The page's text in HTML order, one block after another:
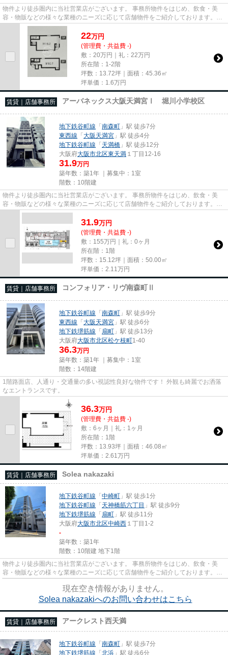
物件より徒歩圏内に当社営業店がございます。 事務所物件をはじめ、飲食・美
容・物販などの様々な業種のニーズに応じて店舗物件をご紹介しております。
尚、弊社ではおとり広告は一切...
22万円
(管理費・共益費 -)
敷：20万円｜礼：22万円
所在階：1-2階
坪数：13.72坪｜面積：45.36㎡
坪単価： 1.6万円
賃貸｜店舗事務所 アーバネックス大阪天満宮Ⅰ 堀川小学校区
地下鉄谷町線 「南森町 」駅 徒歩7分
東西線 「大阪天満宮 」駅 徒歩4分
地下鉄谷町線 「天満橋 」駅 徒歩12分
大阪府大阪市北区東天満 １丁目12-16
31.9万円
築年数：築1年 ｜募集中： 1室
階数：10階建
物件より徒歩圏内に当社営業店がございます。 事務所物件をはじめ、飲食・美
容・物販などの様々な業種のニーズに応じて店舗物件をご紹介しております。
尚、弊社ではおとり広告は一切...
31.9万円
(管理費・共益費 -)
敷：155万円｜礼：0ヶ月
所在階：1階
坪数：15.12坪｜面積：50.00㎡
坪単価： 2.11 万円
賃貸｜店舗事務所 コンフォリア・リヴ南森町Ⅱ
地下鉄谷町線 「南森町 」駅 徒歩9分
東西線 「大阪天満宮 」駅 徒歩6分
地下鉄堺筋線 「扇町 」駅 徒歩13分
大阪府大阪市北区松ケ枝町1-40
36.3万円
築年数：築1年 ｜募集中： 1室
階数：14階建
1階路面店、人通り・交通量の多い視認性良好な物件です！ 外観も綺麗でお洒落
なエントランスです。
36.3万円
(管理費・共益費 -)
敷：6ヶ月｜礼：1ヶ月
所在階：1階
坪数：13.93坪｜面積：46.08㎡
坪単価： 2.61 万円
賃貸｜店舗事務所 Solea nakazaki
地下鉄谷町線 「中崎町 」駅 徒歩1分
地下鉄谷町線 「天神橋筋六丁目 」駅 徒歩9分
地下鉄堺筋線 「扇町 」駅 徒歩11分
大阪府大阪市北区中崎西 １丁目1-2
-
築年数：築1年
階数：10階建 地下1階
物件より徒歩圏内に当社営業店がございます。 事務所物件をはじめ、飲食・美
容・物販などの様々な業種のニーズに応じて店舗物件をご紹介しております。
尚、弊社ではおとり広告は一切...
現在空き情報がありません。
Solea nakazakiへのお問い合わせはこちら
賃貸｜店舗事務所 アークレスト西天満
地下鉄谷町線 「南森町 」駅 徒歩7分
地下鉄堺筋線 「北浜 」駅 徒歩6分